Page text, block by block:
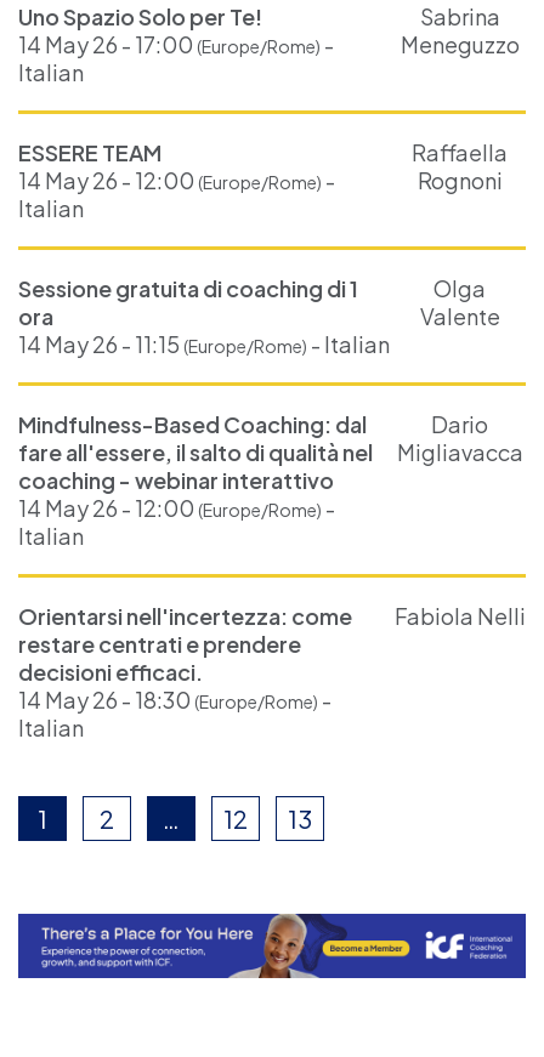
Uno Spazio Solo per Te!
14 May 26 - 17:00 (Europe/Rome) -
Italian
Sabrina
Meneguzzo
ESSERE TEAM
14 May 26 - 12:00 (Europe/Rome) -
Italian
Raffaella
Rognoni
Sessione gratuita di coaching di 1
ora
14 May 26 - 11:15 (Europe/Rome) - Italian
Olga
Valente
Mindfulness-Based Coaching: dal
fare all'essere, il salto di qualità nel
coaching - webinar interattivo
14 May 26 - 12:00 (Europe/Rome) -
Italian
Dario
Migliavacca
Orientarsi nell'incertezza: come
restare centrati e prendere
decisioni efficaci.
14 May 26 - 18:30 (Europe/Rome) -
Italian
Fabiola Nelli
1 2 … 12 13